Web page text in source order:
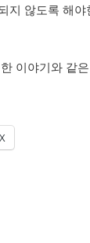
지 않도록 해야
이야기와 같
X